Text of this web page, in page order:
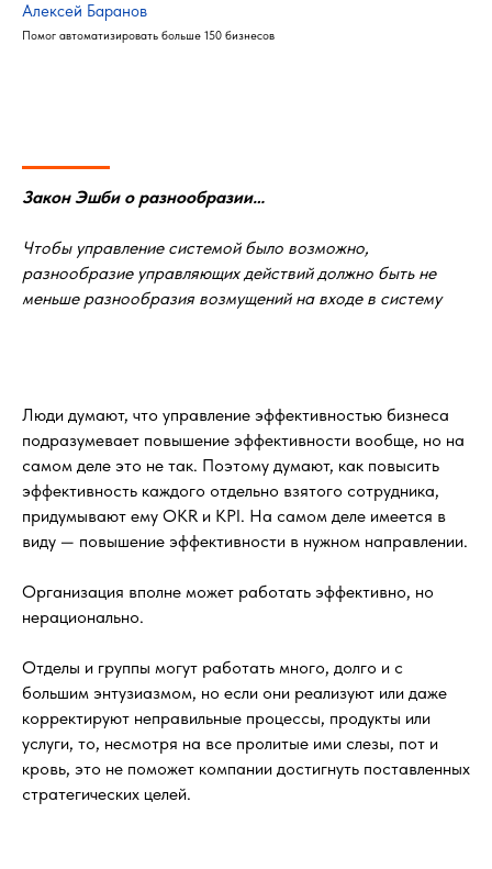
Алексей Баранов
Помог автоматизировать больше 150 бизнесов
Закон Эшби о разнообразии…
Чтобы управление системой было возможно,
разнообразие управляющих действий должно быть не
меньше разнообразия возмущений на входе в систему
Люди думают, что управление эффективностью бизнеса
подразумевает повышение эффективности вообще, но на
самом деле это не так. Поэтому думают, как повысить
эффективность каждого отдельно взятого сотрудника,
придумывают ему OKR и KPI. На самом деле имеется в
виду — повышение эффективности в нужном направлении.
Организация вполне может работать эффективно, но
нерационально.
Отделы и группы могут работать много, долго и с
большим энтузиазмом, но если они реализуют или даже
корректируют неправильные процессы, продукты или
услуги, то, несмотря на все пролитые ими слезы, пот и
кровь, это не поможет компании достигнуть поставленных
стратегических целей.